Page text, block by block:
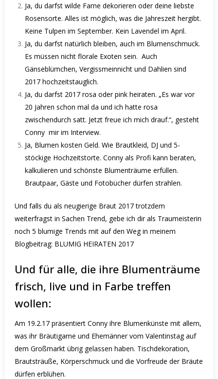
Ja, du darfst wilde Farne dekorieren oder deine liebste
Rosensorte. Alles ist möglich, was die Jahreszeit hergibt.
Keine Tulpen im September. Kein Lavendel im April.
Ja, du darfst natürlich bleiben, auch im Blumenschmuck.
Es müssen nicht florale Exoten sein. Auch
Gänseblümchen, Vergissmeinnicht und Dahlien sind
2017 hochzeitstauglich.
Ja, du darfst 2017 rosa oder pink heiraten. „Es war vor
20 Jahren schon mal da und ich hatte rosa
zwischendurch satt. Jetzt freue ich mich drauf.“, gesteht
Conny mir im Interview.
Ja, Blumen kosten Geld. Wie Brautkleid, DJ und 5-
stöckige Hochzeitstorte. Conny als Profi kann beraten,
kalkulieren und schönste Blumenträume erfüllen.
Brautpaar, Gäste und Fotobücher dürfen strahlen.
Und falls du als neugierige Braut 2017 trotzdem
weiterfragst in Sachen Trend, gebe ich dir als Traumeisterin
noch 5 blumige Trends mit auf den Weg in meinem
Blogbeitrag: BLUMIG HEIRATEN 2017
Und für alle, die ihre Blumenträume
frisch, live und in Farbe treffen
wollen:
Am 19.2.17 präsentiert Conny ihre Blumenkünste mit allem,
was ihr Bräutigame und Ehemänner vom Valentinstag auf
dem Großmarkt übrig gelassen haben. Tischdekoration,
Brautsträuße, Körperschmuck und die Vorfreude der Bräute
dürfen erblühen.